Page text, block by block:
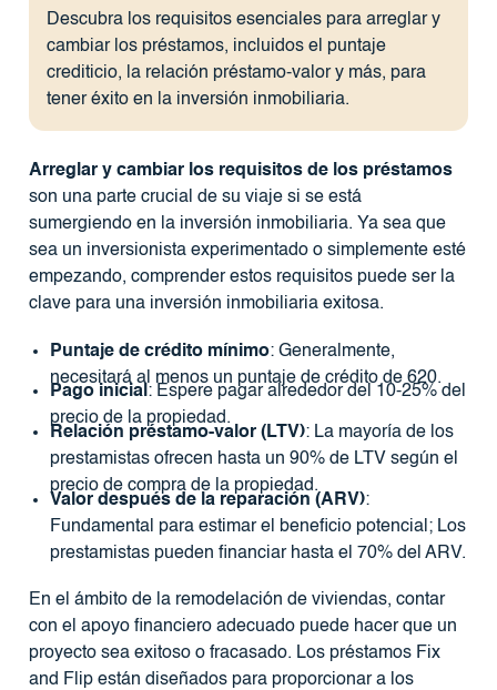
Descubra los requisitos esenciales para arreglar y
cambiar los préstamos, incluidos el puntaje
crediticio, la relación préstamo-valor y más, para
tener éxito en la inversión inmobiliaria.
Arreglar y cambiar los requisitos de los préstamos
son una parte crucial de su viaje si se está
sumergiendo en la inversión inmobiliaria. Ya sea que
sea un inversionista experimentado o simplemente esté
empezando, comprender estos requisitos puede ser la
clave para una inversión inmobiliaria exitosa.
Puntaje de crédito mínimo: Generalmente,
necesitará al menos un puntaje de crédito de 620.
Pago inicial: Espere pagar alrededor del 10-25% del
precio de la propiedad.
Relación préstamo-valor (LTV): La mayoría de los
prestamistas ofrecen hasta un 90% de LTV según el
precio de compra de la propiedad.
Valor después de la reparación (ARV):
Fundamental para estimar el beneficio potencial; Los
prestamistas pueden financiar hasta el 70% del ARV.
En el ámbito de la remodelación de viviendas, contar
con el apoyo financiero adecuado puede hacer que un
proyecto sea exitoso o fracasado. Los préstamos Fix
and Flip están diseñados para proporcionar a los